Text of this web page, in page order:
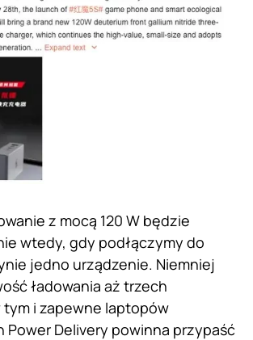
z mocą 120 W będzie
wtedy, gdy podłączymy do
jedno urządzenie. Niemniej
ładowania aż trzech
tym i zapewne laptopów
Power Delivery powinna przypaść